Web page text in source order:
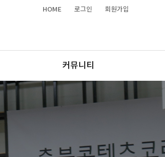
HOME 로그인 회원가입
커뮤니티